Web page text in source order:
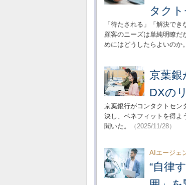
タク
「待たされる」「解決で
顧客のニーズは単純明瞭だ
めにはどうしたらよいのか。
京葉
DXの
京葉銀行がコンタクトセン
決し、ベネフィットを得よ
聞いた。
（2025/11/28）
AIエージェ
“自律